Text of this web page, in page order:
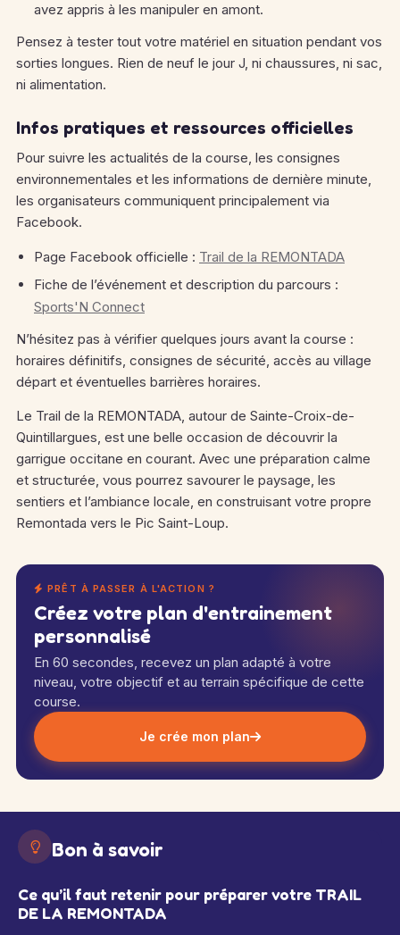
avez appris à les manipuler en amont.
Pensez à tester tout votre matériel en situation pendant vos
sorties longues. Rien de neuf le jour J, ni chaussures, ni sac,
ni alimentation.
Infos pratiques et ressources officielles
Pour suivre les actualités de la course, les consignes
environnementales et les informations de dernière minute,
les organisateurs communiquent principalement via
Facebook.
Page Facebook officielle : Trail de la REMONTADA
Fiche de l’événement et description du parcours :
Sports'N Connect
N’hésitez pas à vérifier quelques jours avant la course :
horaires définitifs, consignes de sécurité, accès au village
départ et éventuelles barrières horaires.
Le Trail de la REMONTADA, autour de Sainte-Croix-de-
Quintillargues, est une belle occasion de découvrir la
garrigue occitane en courant. Avec une préparation calme
et structurée, vous pourrez savourer le paysage, les
sentiers et l’ambiance locale, en construisant votre propre
Remontada vers le Pic Saint-Loup.
PRÊT À PASSER À L'ACTION ?
Créez votre plan d'entrainement
personnalisé
En 60 secondes, recevez un plan adapté à votre
niveau, votre objectif et au terrain spécifique de cette
course.
Je crée mon plan
Bon à savoir
Ce qu’il faut retenir pour préparer votre TRAIL
DE LA REMONTADA